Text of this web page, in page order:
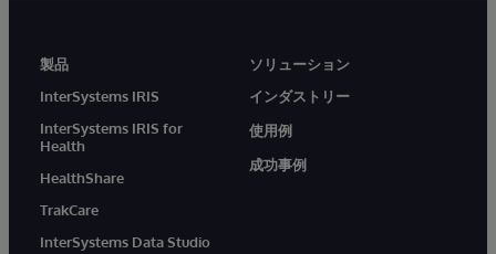
製品
InterSystems IRIS
InterSystems IRIS for
Health
HealthShare
TrakCare
InterSystems Data Studio
ソリューション
インダストリー
使用例
成功事例